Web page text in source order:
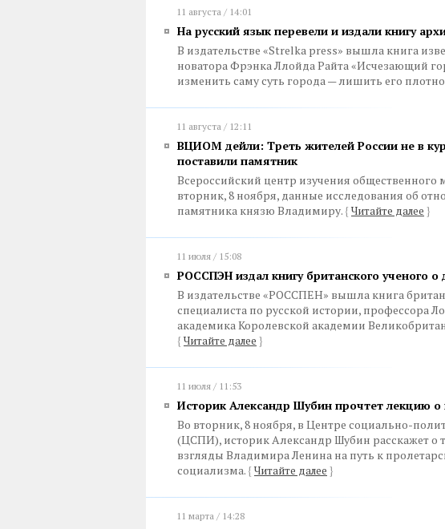
11 августа / 14:01
На русский язык перевели и издали книгу
В издательстве «Strelka press» вышла книга
новатора Фрэнка Ллойда Райта «Исчезающий
изменить саму суть города — лишить его
11 августа / 12:11
ВЦИОМ дейли: Треть жителей России не в
поставили памятник
Всероссийский центр изучения
вторник, 8 ноября, данные исследования об
памятника князю Владимиру. { Читайте далее }
11 июля / 15:08
РОССПЭН издал книгу британского ученого о
В издательстве «РОССПЕН» вышла книга
специалиста по русской истории, профессора
академика Королевской академии
{ Читайте далее }
11 июля / 11:53
Историк Александр Шубин прочтет лекцию о
Во вторник, 8 ноября, в Центре социально-
(ЦСПИ), историк Александр Шубин расскажет о
взгляды Владимира Ленина на путь к
социализма. { Читайте далее }
11 марта / 14:28